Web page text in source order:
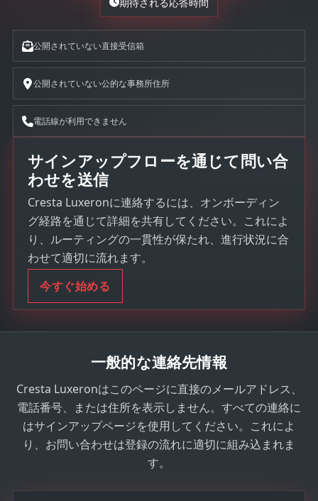
公開されていない直接受信箱
公開されていない公的な事務所住所
電話線が利用できません
サインアップフローを通じて問い合
わせを送信
Cresta Luxeronに連絡するには、オンボーディン
グ経路を通じて詳細を共有してください。これによ
り、ルーティングの一貫性が保たれ、進行状況に合
わせて適切に流れます。
今すぐ始める
一般的な連絡先情報
Cresta Luxeronはこのページに直接のメールアドレス、
電話番号、または住所を表示しません。すべての連絡に
はサインアップページを使用してください。これによ
り、お問い合わせは登録の流れに適切に組み込まれま
す。